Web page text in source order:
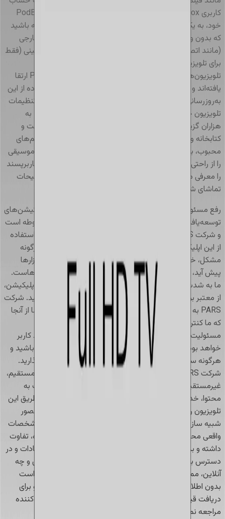
کاربری PodBox الزامی است. برای ایجاد یا ورود به حساب PodBox
خود، به یک تلفن همراه نیاز خواهید داشت. لطفاً توجه داشته باشید
که بدون ورود به حساب کاربری، تنها می‌توانید دستگاه‌های خارجی
(مانند اتصال از طریق HDMI) را متصل کنید و به تلویزیون‌ زمینی (فقط
برای تلویزیون‌های دارای تیونر) دسترسی داشته باشید. تمام
تلویزیون‌های PARS سری 620 و 520 اکنون به لانچر PodBox ارتقا
یافته‌اند و تجربه تماشای شما را بهبود بخشیده‌اند. برای استفاده از این
به‌روزرسانی هیجان‌انگیز، کافی است به بخش به‌روزرسانی در تنظیمات
تلویزیون خود بروید و مراحل نصب را دنبال کنید. با این لانچر، به
هزاران گزینه محتوای صوتی و ویدیویی دسترسی خواهید داشت و
کتابخانه وسیعی از سرگرمی‌ها در اختیار شما قرار می‌گیرد. فیلم‌های
محبوب، برنامه‌های تلویزیونی پرطرفدار و مجموعه متنوعی از موسیقی
را از راحتی خانه‌تان تماشا کنید. علاوه براین، یک رابط کاربری کاربرپسند
را معرفی می‌کند که کشف محتوای جدید و سفارشی‌سازی ترجیحات
تماشای شما را آسان‌تر می‌سازد.
رفع مسئولیت
لطفاً توجه داشته باشید که اجرای صحیح اپلیکیشن‌های
توسعه‌یافته توسط شخص ثالث تنها بر عهده شرکت‌های مربوطه است
و شرکت PARS هیچ‌گونه مسئولیتی در قبال عواقب ناشی از استفاده
از این اپلیکیشن‌ها نخواهد داشت. این بدین معناست که هرگونه
مشکل، خطا یا نقصی که ممکن است در استفاده از این نرم‌افزارها
پیش آید، به عهده خود کاربر و توسعه‌دهندگان آن اپلیکیشن‌هاست.
ما به شدت توصیه می‌کنیم که قبل از نصب یا استفاده از هر اپلیکیشن،
از معتبر بودن منابع و توسعه‌دهندگان آن اطمینان حاصل کنید. شرکت
PARS به حفظ کیفیت و امنیت خدمات خود متعهد است، اما از آنجا
که ما کنترل مستقیمی بر اپلیکیشن‌های شخص ثالث نداریم،
مسئولیت هرگونه آسیب یا خسارت ناشی از آنها به عهده خود کاربر
خواهد بود. لطفاً هنگام استفاده از این اپلیکیشن‌ها هوشیار باشید و
هرگونه سؤال یا نگرانی را با توسعه‌دهنده مربوطه در میان بگذارید.
شرکت PARS تحت هیچ شرایطی مسئولیت ضرر و زیان‌های مستقیم،
غیرمستقیم یا تصادفی ناشی از دسترسی شما یا اشخاص ثالث به
محتوا، خدمات یا هرگونه اطلاعات نرم‌افزاری شخص ثالث از طریق این
تلویزیون را نخواهد داشت. تصاویر ممکن است برای اهداف مصور
شبیه سازی و نمایش داده شوند. ویژگی‌ها، عملکرد و سایر مشخصات
واقعی محصول ممکن است با آنچه در تصویر نشان داده شده، تفاوت
داشته و بدون اطلاع قبلی قابل تغییر باشند. قیمت‌ها، پیشنهادات و در
دسترس بودن محصولات بسته به مدل چه به صورت حضوری و چه
آنلاین، ممکن است متفاوت باشد. همچنین قیمت‌ها ممکن است
بدون اطلاع قبلی تغییر یابند. تعداد محصولات محدود است و برای
دریافت قیمت نهایی، می‌توانید به وب‌سایت حمایت از مصرف‌کننده
مراجعه نمایید.